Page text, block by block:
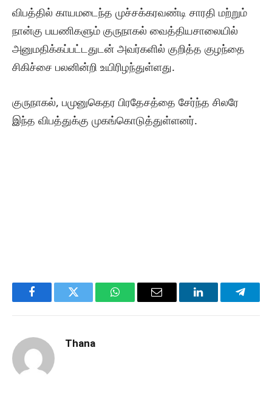
விபத்தில் காயமடைந்த முச்சக்கரவண்டி சாரதி மற்றும்
நான்கு பயணிகளும் குருநாகல் வைத்தியசாலையில்
அனுமதிக்கப்பட்டதுடன் அவர்களில் குறித்த குழந்தை
சிகிச்சை பலனின்றி உயிரிழந்துள்ளது.
குருநாகல், பமுனுகெதர பிரதேசத்தை சேர்ந்த சிலரே
இந்த விபத்துக்கு முகங்கொடுத்துள்ளனர்.
FacebookTwitter WhatsAppEmail LinkedIn
Thana